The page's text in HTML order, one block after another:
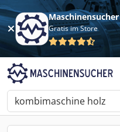
Maschinensucher
Gratis im Store